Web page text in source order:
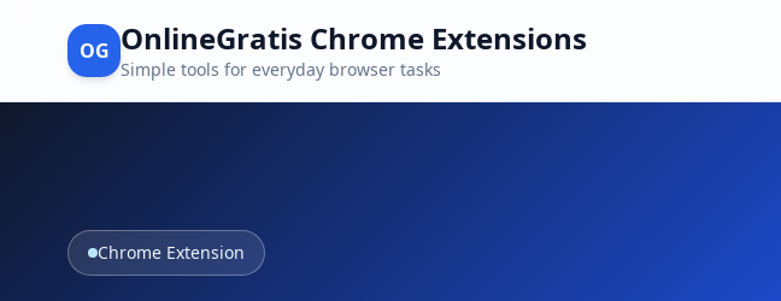
OG OnlineGratis Chrome Extensions
Simple tools for everyday browser tasks
Chrome Extension